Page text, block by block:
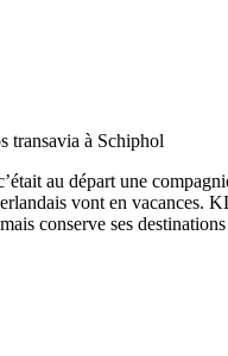
transavia à Schiphol
au départ une
vont en vacances.
mais conserve ses